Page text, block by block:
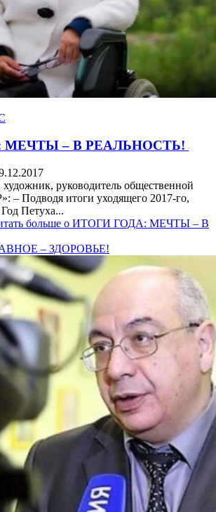
МЕЧТЫ – В РЕАЛЬНОСТЬ!
руководитель общественной
– Подводя итоги уходящего 2017-го,
Петуха...
больше о ИТОГИ ГОДА: МЕЧТЫ – В
– ЗДОРОВЬЕ!